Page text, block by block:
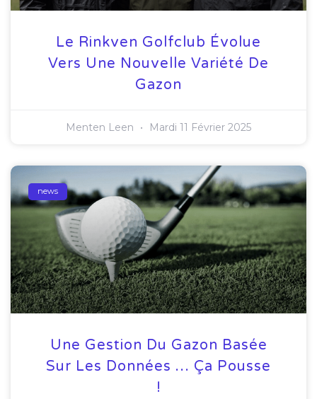
Le Rinkven Golfclub Évolue
Vers Une Nouvelle Variété De
Gazon
Menten Leen Mardi 11 Février 2025
news
Une Gestion Du Gazon Basée
Sur Les Données … Ça Pousse
!